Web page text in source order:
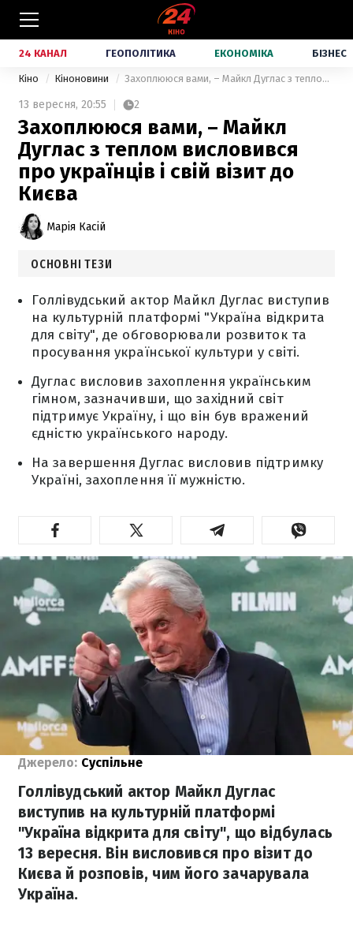
24 КАНАЛ ГЕОПОЛІТИКА ЕКОНОМІКА БІЗНЕС
Кіно Кіноновини Захоплююся вами, – Майкл Дуглас з теплом висловився про українців і свій візит до Києва
13 вересня, 20:55 2
Захоплююся вами, – Майкл
Дуглас з теплом висловився
про українців і свій візит до
Києва
Марія Касій
ОСНОВНІ ТЕЗИ
Голлівудський актор Майкл Дуглас виступив
на культурній платформі "Україна відкрита
для світу", де обговорювали розвиток та
просування української культури у світі.
Дуглас висловив захоплення українським
гімном, зазначивши, що західний світ
підтримує Україну, і що він був вражений
єдністю українського народу.
На завершення Дуглас висловив підтримку
Україні, захоплення її мужністю.
Джерело: Суспільне
Голлівудський актор Майкл Дуглас
виступив на культурній платформі
"Україна відкрита для світу", що відбулась
13 вересня. Він висловився про візит до
Києва й розповів, чим його зачарувала
Україна.